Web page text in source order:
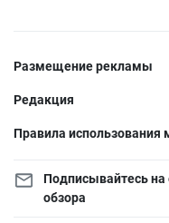
Размещение рекламы
Редакция
Правила использования
Подписывайтесь
обзора